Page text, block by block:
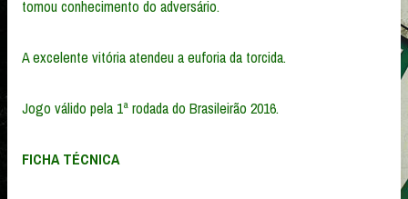
tomou conhecimento do adversário.
A excelente vitória atendeu a euforia da torcida.
Jogo válido pela 1ª rodada do Brasileirão 2016.
FICHA TÉCNICA